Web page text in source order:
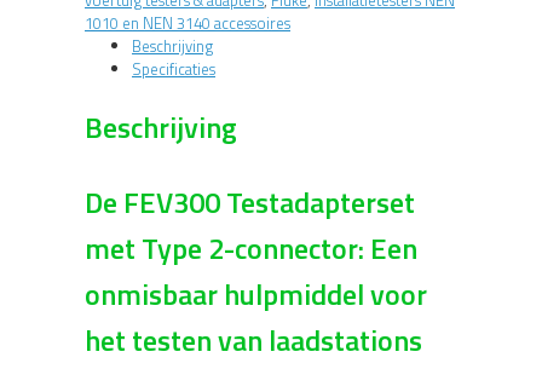
station
aantal
1010 en NEN 3140 accessoires
Beschrijving
Specificaties
Beschrijving
De FEV300 Testadapterset
met Type 2-connector: Een
onmisbaar hulpmiddel voor
het testen van laadstations